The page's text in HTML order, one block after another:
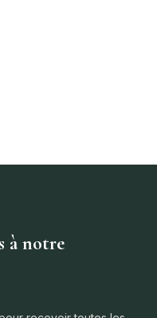
à notre